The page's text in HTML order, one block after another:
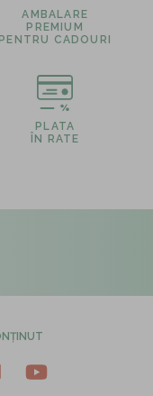
AMBALARE
PREMIUM
PENTRU CADOURI
PLATA
ÎN RATE